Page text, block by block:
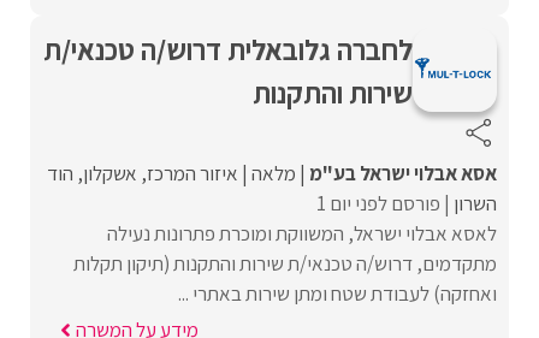
לחברה גלובאלית דרוש/ה טכנאי/ת
שירות והתקנות
אסא אבלוי ישראל בע"מ מלאה איזור המרכז אשקלון הוד
השרון פורסם לפני יום 1
לאסא אבלוי ישראל, המשווקת ומוכרת פתרונות נעילה
מתקדמים, דרוש/ה טכנאי/ת שירות והתקנות (תיקון תקלות
ואחזקה) לעבודת שטח ומתן שירות באתרי ...
מידע על המשרה